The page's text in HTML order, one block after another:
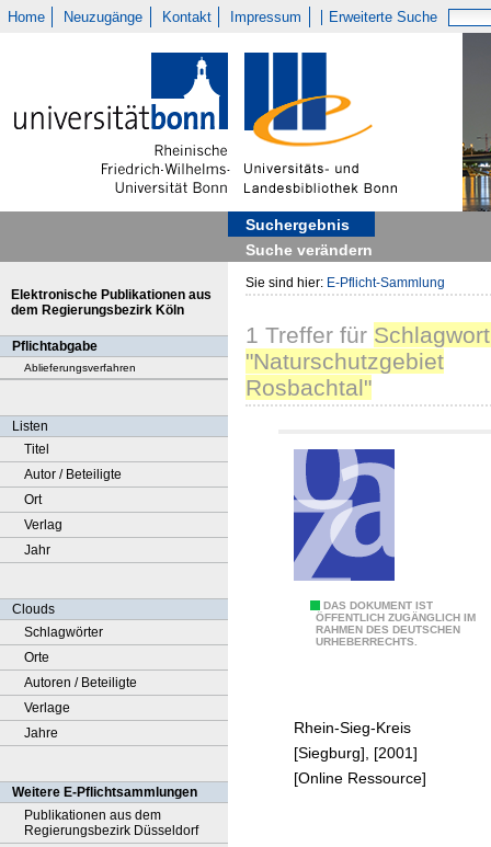
Home Neuzugänge Kontakt Impressum Erweiterte Suche
Suchergebnis
Suche verändern
Elektronische Publikationen aus
dem Regierungsbezirk Köln
Pflichtabgabe
Ablieferungsverfahren
Listen
Titel
Autor / Beteiligte
Ort
Verlag
Jahr
Clouds
Schlagwörter
Orte
Autoren / Beteiligte
Verlage
Jahre
Weitere E-Pflichtsammlungen
Publikationen aus dem
Regierungsbezirk Düsseldorf
Sie sind hier: E-Pflicht-Sammlung
1 Treffer für
"Naturschutzgebiet
Rosbachtal"
DAS DOKUMENT IST
ÖFFENTLICH ZUGÄNGLICH IM
RAHMEN DES DEUTSCHEN
URHEBERRECHTS.
s
b
a
Rhein-Sieg-Kreis
[Siegburg], [2001]
[Online Ressource]